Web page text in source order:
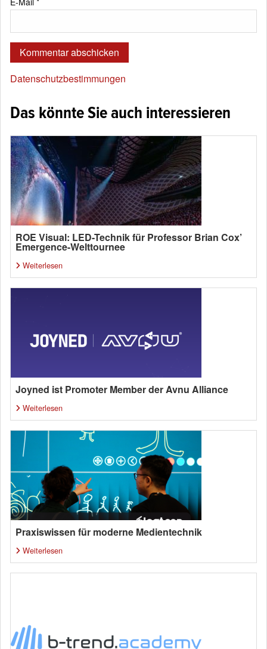
Datenschutzbestimmungen
Das könnte Sie auch interessieren
ROE Visual: LED-Technik für Professor Brian Cox’
Emergence-Welttournee
Weiterlesen
Joyned ist Promoter Member der Avnu Alliance
Weiterlesen
Praxiswissen für moderne Medientechnik
Weiterlesen